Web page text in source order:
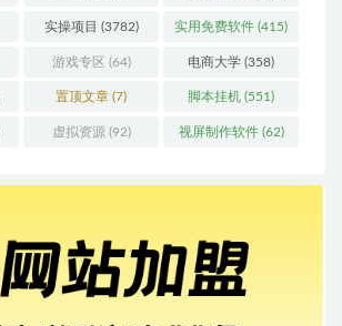
实操项目 (3782) 实用免费软件 (415)
游戏专区 (64) 电商大学 (358)
置顶文章 (7) 脚本挂机 (551)
虚拟资源 (92) 视屏制作软件(62)